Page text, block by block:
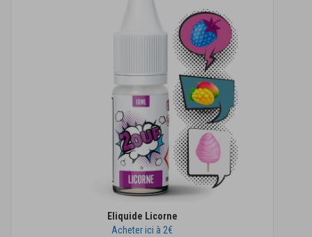
Eliquide Licorne
Acheter ici à 2€